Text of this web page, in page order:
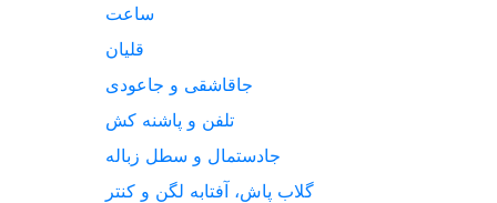
ساعت
قلیان
جاقاشقی و جاعودی
تلفن و پاشنه کش
جادستمال و سطل زباله
گلاب پاش، آفتابه لگن و کنتر